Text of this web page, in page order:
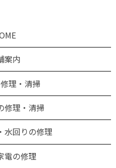
案内
理・清掃
修理・清掃
水回りの修理
電の修理